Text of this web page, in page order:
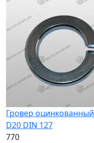
Гровер оцинкованный
D20 DIN 127
770